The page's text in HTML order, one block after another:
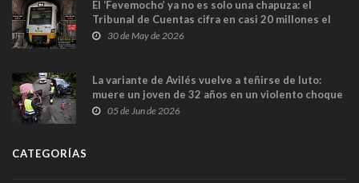
El ‘Fevemocho’ ya no es solo una chapuza: el
Tribunal de Cuentas cifra en casi 20 millones el
sobrecoste de los trenes que no cabían por los
30 de May de 2026
La variante de Avilés vuelve a teñirse de luto:
muere un joven de 32 años en un violento choque
frontal
05 de Jun de 2026
CATEGORÍAS